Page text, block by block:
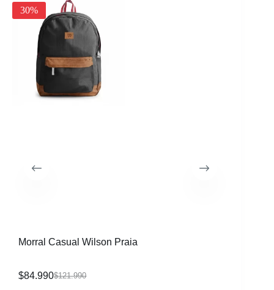
30%
Morral Casual Wilson Praia
$121.990
$84.990